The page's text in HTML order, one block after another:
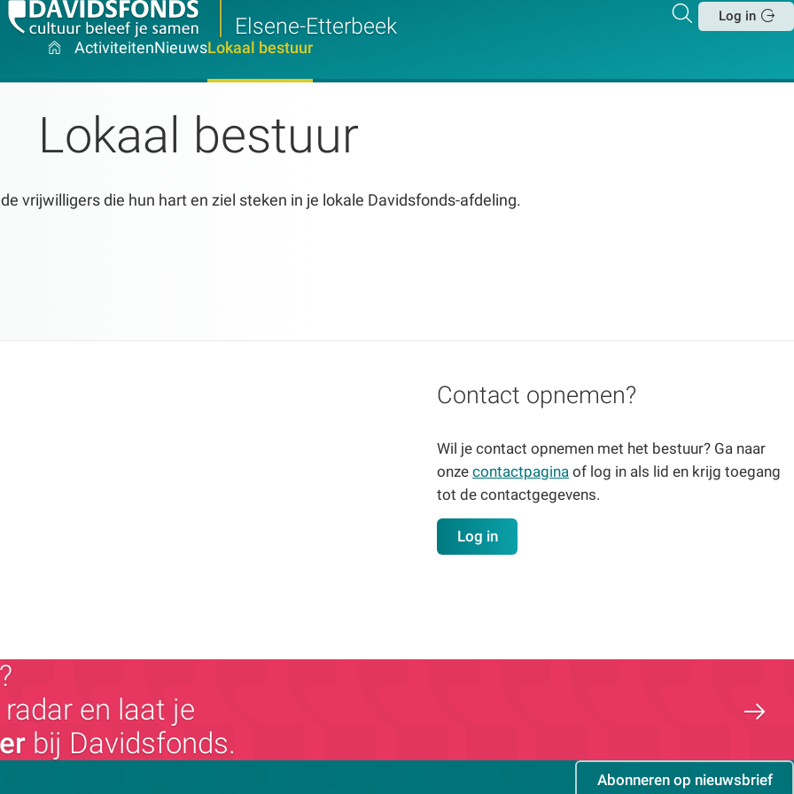
Elsene-Etterbeek
Zoeken
Log in
ActiviteitenNieuwsLokaal bestuur
Lokaal bestuur
vrijwilligers die hun hart en ziel steken in je lokale Davidsfonds-afdeling.
Contact opnemen?
Wil je contact opnemen met het bestuur? Ga naar
onzecontactpagina of log in als lid en krijg toegang
tot de contactgegevens.
Log in
en laat je
bij Davidsfonds.
Abonneren op nieuwsbrief